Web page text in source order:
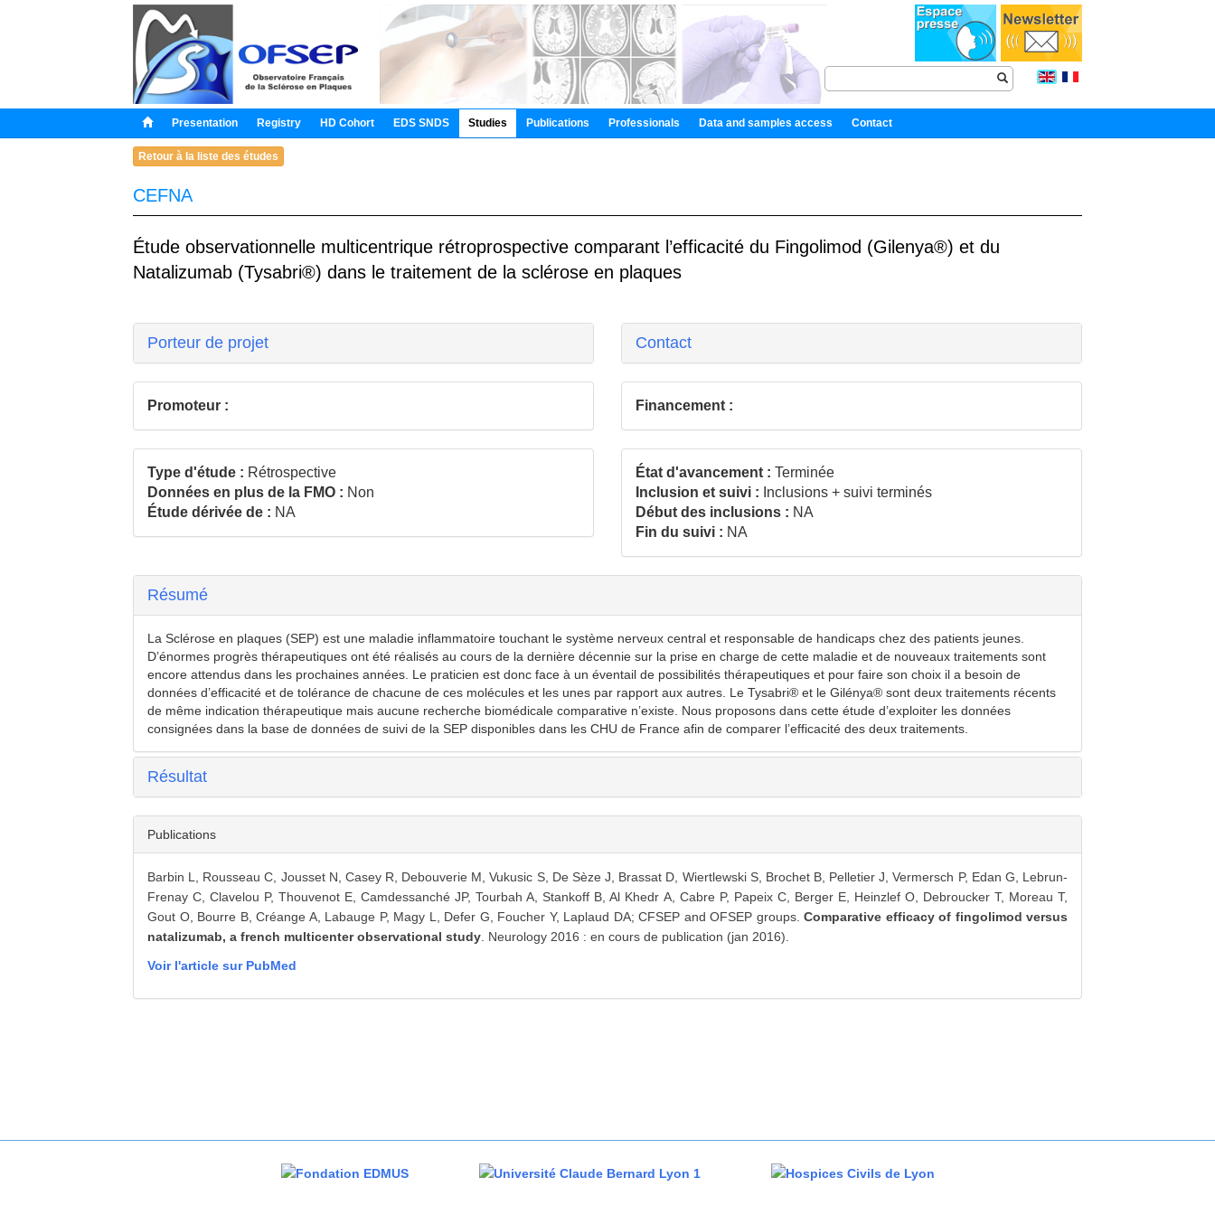
Presentation Registry HD Cohort EDS SNDS Studies Publications Professionals Data and samples access Contact
Retour à la liste des études
CEFNA
Étude observationnelle multicentrique rétroprospective comparant l’efficacité du Fingolimod (Gilenya®) et du
Natalizumab (Tysabri®) dans le traitement de la sclérose en plaques
Porteur de projet Contact
Promoteur : Financement :
Type d'étude : Rétrospective
Données en plus de la FMO : Non
Étude dérivée de : NA
État d'avancement : Terminée
Inclusion et suivi : Inclusions + suivi terminés
Début des inclusions : NA
Fin du suivi : NA
Résumé
La Sclérose en plaques (SEP) est une maladie inflammatoire touchant le système nerveux central et responsable de handicaps chez des patients jeunes.
D’énormes progrès thérapeutiques ont été réalisés au cours de la dernière décennie sur la prise en charge de cette maladie et de nouveaux traitements sont
encore attendus dans les prochaines années. Le praticien est donc face à un éventail de possibilités thérapeutiques et pour faire son choix il a besoin de
données d’efficacité et de tolérance de chacune de ces molécules et les unes par rapport aux autres. Le Tysabri® et le Gilénya® sont deux traitements récents
de même indication thérapeutique mais aucune recherche biomédicale comparative n’existe. Nous proposons dans cette étude d’exploiter les données
consignées dans la base de données de suivi de la SEP disponibles dans les CHU de France afin de comparer l’efficacité des deux traitements.
Résultat
Publications
Barbin L, Rousseau C, Jousset N, Casey R, Debouverie M, Vukusic S, De Sèze J, Brassat D, Wiertlewski S, Brochet B, Pelletier J, Vermersch P, Edan G, Lebrun-
Frenay C, Clavelou P, Thouvenot E, Camdessanché JP, Tourbah A, Stankoff B, Al Khedr A, Cabre P, Papeix C, Berger E, Heinzlef O, Debroucker T, Moreau T,
Gout O, Bourre B, Créange A, Labauge P, Magy L, Defer G, Foucher Y, Laplaud DA; CFSEP and OFSEP groups. Comparative efficacy of fingolimod versus
natalizumab, a french multicenter observational study. Neurology 2016 : en cours de publication (jan 2016).
Voir l'article sur PubMed